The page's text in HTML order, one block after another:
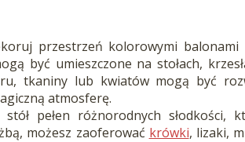
przestrzeń kolorowymi balonami
być umieszczone na stołach,
tkaniny lub kwiatów mogą być
atmosferę.
pełen różnorodnych słodkości,
możesz zaoferować krówki, lizaki,